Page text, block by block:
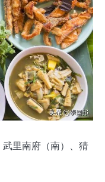
里南府（南）、猜